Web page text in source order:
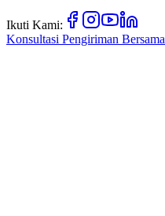
Ikuti Kami:
Konsultasi Pengiriman Bersama